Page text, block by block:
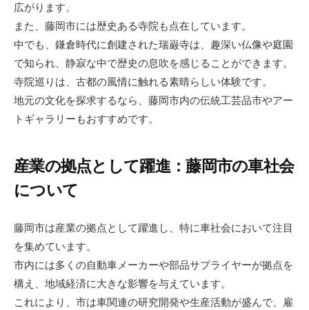
広がります。
また、藤岡市には歴史ある寺院も点在しています。
中でも、鎌倉時代に創建された瑞巌寺は、趣深い仏像や庭園
で知られ、静寂な中で歴史の息吹を感じることができます。
寺院巡りは、古都の風情に触れる素晴らしい体験です。
地元の文化を探求するなら、藤岡市内の伝統工芸品市やアー
トギャラリーもおすすめです。
産業の拠点として躍進：藤岡市の車社会
について
藤岡市は産業の拠点として躍進し、特に車社会において注目
を集めています。
市内には多くの自動車メーカーや部品サプライヤーが拠点を
構え、地域経済に大きな影響を与えています。
これにより、市は車関連の研究開発や生産活動が盛んで、雇